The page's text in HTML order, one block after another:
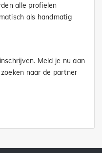
alle profielen
als handmatig
Meld je nu aan
naar de partner